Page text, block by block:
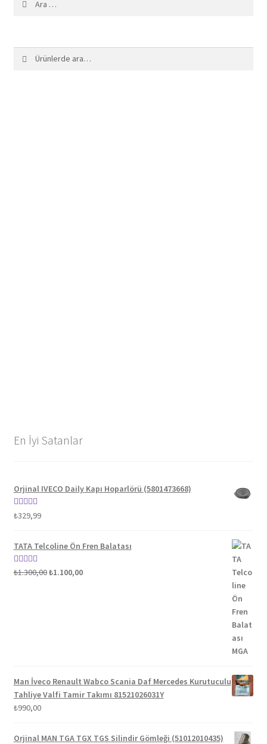
En İyi Satanlar
Orjinal IVECO Daily Kapı Hoparlörü (5801473668)
5 üzerinden
₺329,99
TATA Telcoline Ön Fren Balatası
5 üzerinden
₺1.300,00Orijinal
₺1.100,00Şu
Man İveco Renault Wabco Scania Daf Mercedes Kurutuculu
Tahliye Valfi Tamir Takımı 81521026031Y
₺990,00
Orjinal MAN TGA TGX TGS Silindir Gömleği (51012010435)